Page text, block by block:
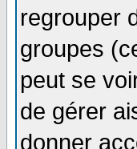
regrouper
groupes
peut se
de gérer
donner